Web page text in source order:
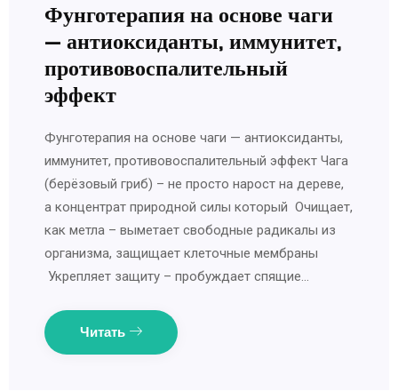
Фунготерапия на основе чаги
— антиоксиданты, иммунитет,
противовоспалительный
эффект
Фунготерапия на основе чаги — антиоксиданты,
иммунитет, противовоспалительный эффект Чага
(берёзовый гриб) – не просто нарост на дереве,
а концентрат природной силы который Очищает,
как метла – выметает свободные радикалы из
организма, защищает клеточные мембраны
Укрепляет защиту – пробуждает спящие…
Читать